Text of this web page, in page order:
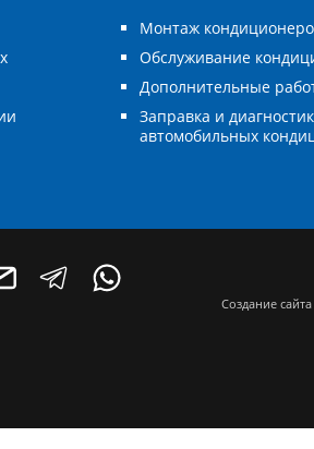
Монтаж
Обслуживание
Дополнительные
Заправка и
автомобильных
Создание